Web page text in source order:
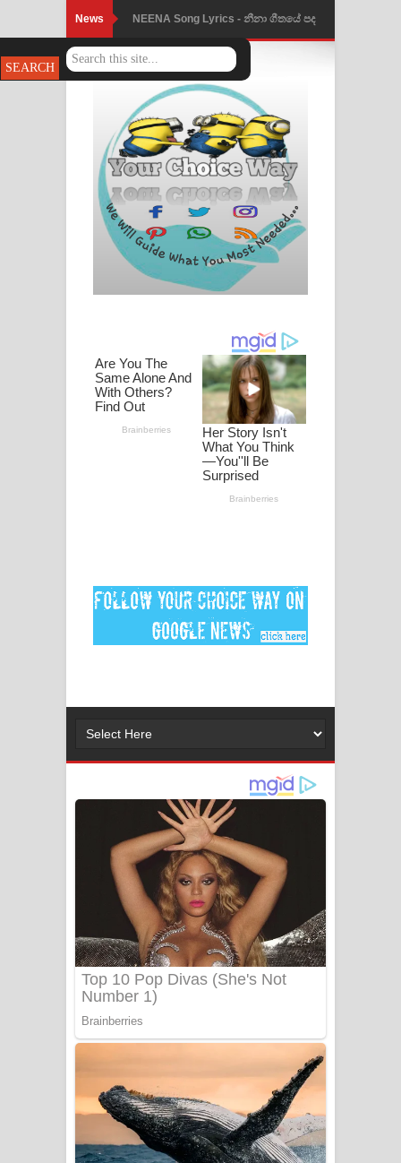
News NEENA Song Lyrics - නීනා ගීතයේ පද
පෙළ
Ahimi Wimai Himi Song Lyrics - අහිමි
විමයි හිමි ගීතයේ පද පෙළ
Mathaka Parana Song Lyrics - මතක
පාරනා ගීතයේ පද පෙළ
Nimnadhen Song Lyrics - නිම්නාදෙන්
ගීතයේ පද පෙළ
ඔබමයි මගේ ආදරේ ගීතයේ පද පෙළ
Pansal Gihin Song Lyrics - පන්සල් ගිහිං
ගීතයේ පද පෙළ
Ankeliya Song Lyrics - අංකෙළිය ගීතයේ
ගීතයේ පද පෙළ
MANAMALA KATHA Song Lyrics -
2026 football world cup song lyrics
අම්මා ගීතයේ පද පෙළ
Gemak Deela Song Lyrics - ගේමක් දීලා
ගීතයේ පද පෙළ
Niwuna Numba Hinda Song Lyrics -
නිවුනා නුඹ හින්දා ගීතයේ පද පෙළ
Numba Dun Aadare Song Lyrics - නුඹ
Liyamuda Dan Anagathe Song Lyrics
- ලියමුද දැන් අනාගතේ ගීතයේ පද පෙළ
Doni Song Lyrics - දෝණි ගීතයේ පද